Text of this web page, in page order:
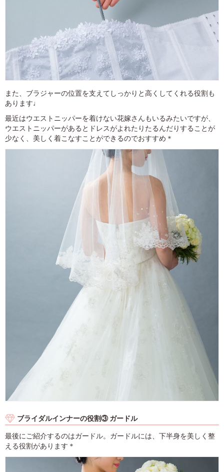
また、ブラジャーの位置を支えてしっかりと高くしてくれる役割も
あります♩
最近はウエストニッパーを着けない花嫁さんもいるみたいですが、
ウエストニッパーがあるとドレスがよれたりたるんだりすることが
少なく、美しく着こなすことができるのでおすすめ＊
ブライダルインナーの役割③ ガードル
最後にご紹介するのはガードル。ガードルには、下半身を美しく整
える役割があります＊